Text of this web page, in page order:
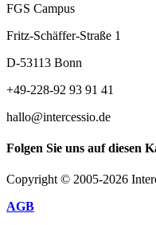
FGS Campus
Fritz-Schäffer-Straße 1
D-53113 Bonn
+49-228-92 93 91 41
hallo@intercessio.de
Folgen Sie uns auf diesen
Copyright © 2005-2026
AGB